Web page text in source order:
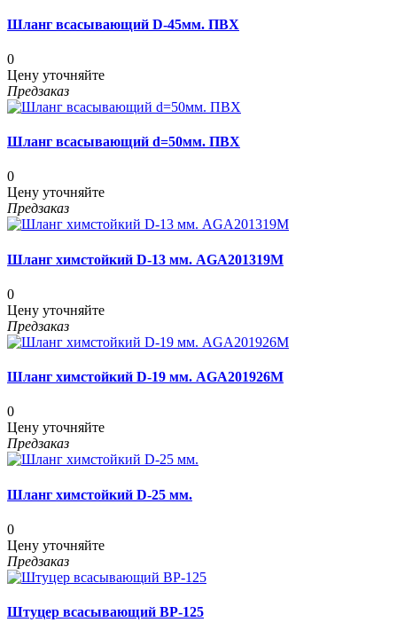
Шланг всасывающий D-45мм. ПВХ
0
Цену уточняйте
Предзаказ
Шланг всасывающий d=50мм. ПВХ
0
Цену уточняйте
Предзаказ
Шланг химстойкий D-13 мм. AGA201319M
0
Цену уточняйте
Предзаказ
Шланг химстойкий D-19 мм. AGA201926M
0
Цену уточняйте
Предзаказ
Шланг химстойкий D-25 мм.
0
Цену уточняйте
Предзаказ
Штуцер всасывающий ВР-125